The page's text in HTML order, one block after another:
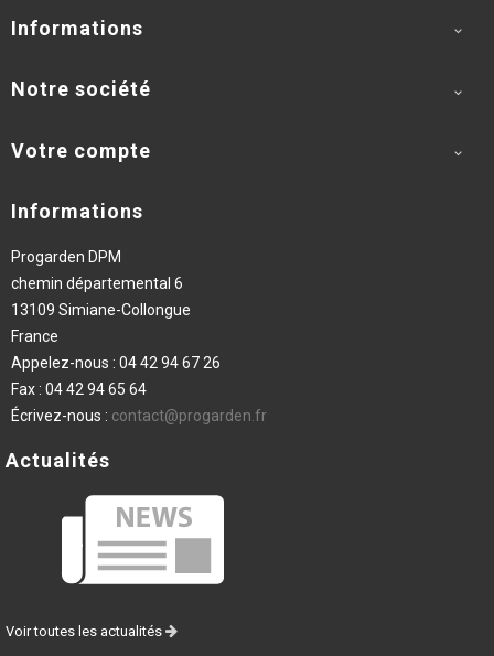
Informations 
Notre société 
Votre compte 
Informations
Progarden DPM
chemin départemental 6
13109 Simiane-Collongue
France
Appelez-nous : 04 42 94 67 26
Fax : 04 42 94 65 64
Écrivez-nous : contact@progarden.fr
Actualités
Voir toutes les actualités